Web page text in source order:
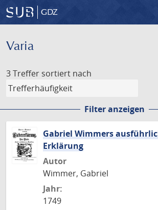
GDZ
Varia
3 Treffer sortiert nach
Filter anzeigen
Gabriel Wimmers
Erklärung
Autor
Wimmer, Gabriel
Jahr:
1749